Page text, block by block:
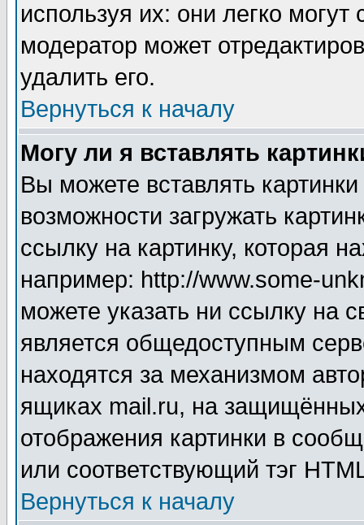
используя их: они легко
модератор может
удалить его.
Вернуться к началу
Могу ли я вставлять
Вы можете вставлять
возможности загружать
ссылку на картинку, которая
например: http://www.some-
можете указать ни ссылку на
является общедоступным
находятся за механизмом
ящиках mail.ru, на
отображения картинки в
или соответствующий тэг
Вернуться к началу